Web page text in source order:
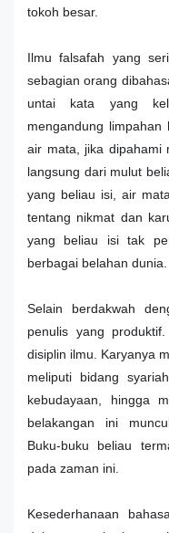
tokoh besar.
Ilmu falsafah yang
sebagian orang
untai kata yang
mengandung
air mata, jika dipahami
langsung dari mulut
yang beliau isi, air
tentang nikmat dan
yang beliau isi tak
berbagai belahan dunia.
Selain berdakwah
penulis yang
disiplin ilmu. Karyanya
meliputi bidang
kebudayaan, hingga
belakangan ini
Buku-buku beliau
pada zaman ini.
Kesederhanaan